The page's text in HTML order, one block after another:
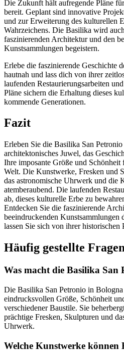
Die Zukunft hält aufregende Pläne
bereit. Geplant sind innovative
und zur Erweiterung des kulturellen
Wahrzeichens. Die Basilika wird
faszinierenden Architektur und den
Kunstsammlungen begeistern.
Erlebe die faszinierende Geschichte
hautnah und lass dich von ihrer
laufenden Restaurierungsarbeiten
Pläne sichern die Erhaltung dieses
kommende Generationen.
Fazit
Erleben Sie die Basilika San
architektonisches Juwel, das
Ihre imposante Größe und Schönheit
Welt. Die Kunstwerke, Fresken und
das astronomische Uhrwerk und die
atemberaubend. Die laufenden
ab, dieses kulturelle Erbe zu
Entdecken Sie die faszinierende
beeindruckenden Kunstsammlungen
lassen Sie sich von ihrer historischen
Häufig gestellte
Was macht die Basilika San
Die Basilika San Petronio in
eindrucksvollen Größe, Schönheit
verschiedener Baustile. Sie
prächtige Fresken, Skulpturen und
Uhrwerk.
Welche Kunstwerke können